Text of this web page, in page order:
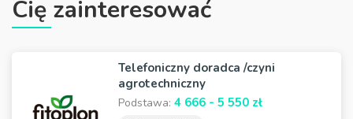
Cię zainteresować
Telefoniczny doradca /czyni
agrotechniczny
Podstawa: 4 666 - 5 550 zł